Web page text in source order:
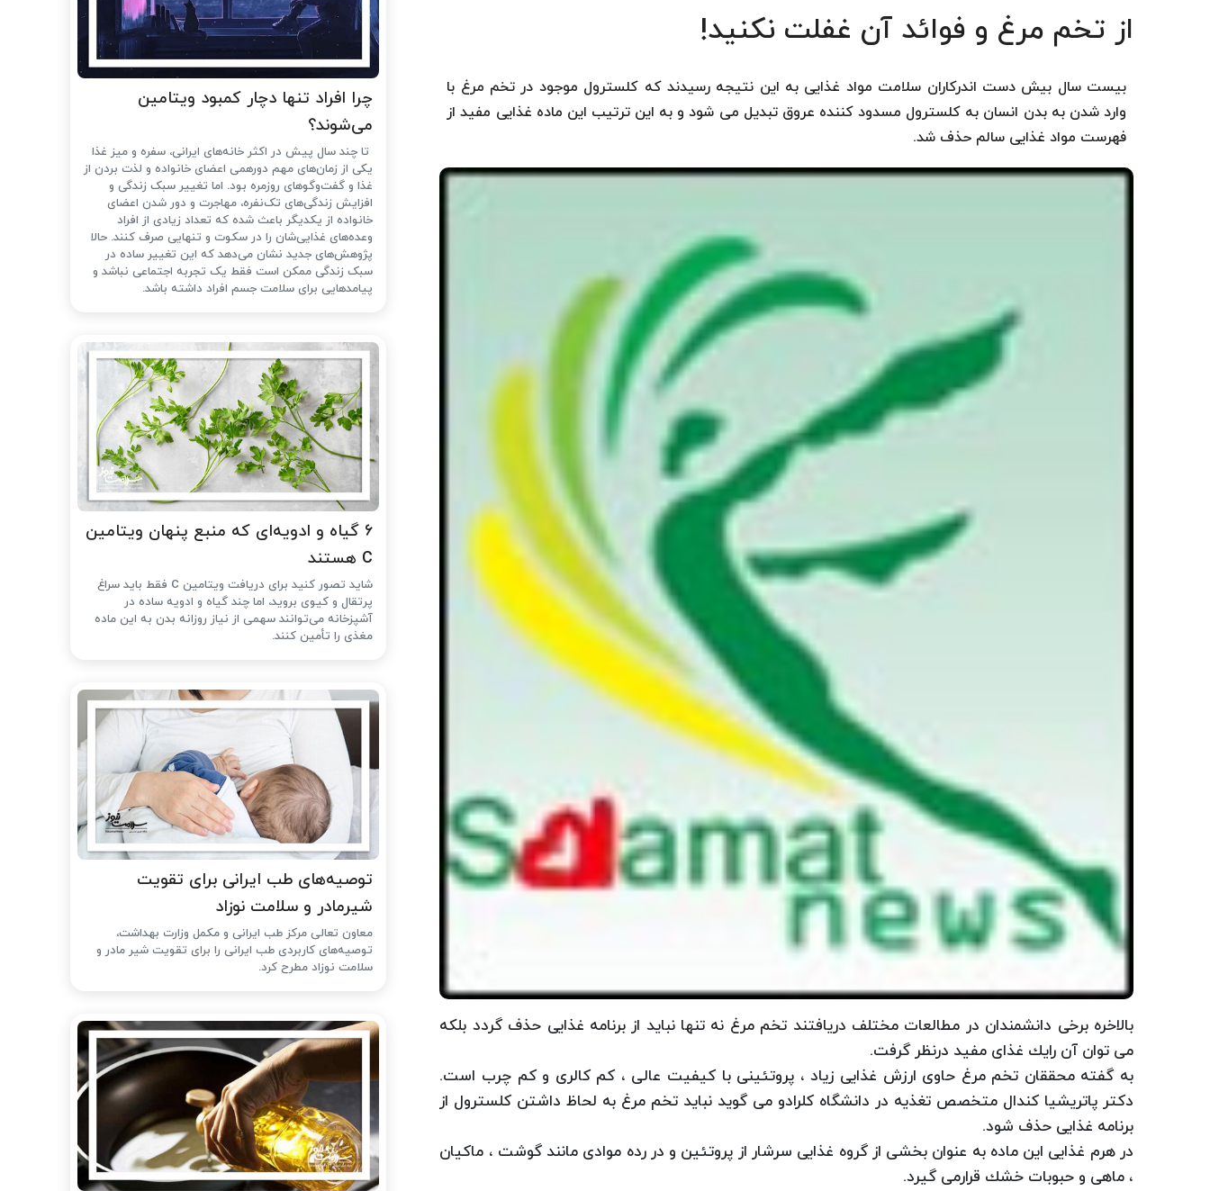
از تخم مرغ و فوائد آن غفلت نكنید!
بیست سال بیش دست اندركاران سلامت مواد غذایی به این نتیجه رسیدند كه كلسترول موجود در تخم مرغ با
وارد شدن به بدن انسان به كلسترول مسدود كننده عروق تبدیل می شود و به این ترتیب این ماده غذایی مفید از
فهرست مواد غذایی سالم حذف شد.
بالاخره برخی دانشمندان در مطالعات مختلف دریافتند تخم مرغ نه تنها نباید از برنامه غذایی حذف گردد بلكه
می توان آن رایك غذای مفید درنظر گرفت.
به گفته محققان تخم مرغ حاوی ارزش غذایی زیاد ، پروتئینی با كیفیت عالی ، كم كالری و كم چرب است.
دكتر پاتریشیا كندال متخصص تغذیه در دانشگاه كلرادو می گوید نباید تخم مرغ به لحاظ داشتن كلسترول از
برنامه غذایی حذف شود.
در هرم غذایی این ماده به عنوان بخشی از گروه غذایی سرشار از پروتئین و در رده موادی مانند گوشت ، ماكیان
، ماهی و حبوبات خشك قرارمی گیرد.
چرا افراد تنها دچار کمبود ویتامین
می‌شوند؟
تا چند سال پیش در اکثر خانه‌های ایرانی، سفره و میز غذا
یکی از زمان‌های مهم دورهمی اعضای خانواده و لذت بردن از
غذا و گفت‌وگوهای روزمره بود. اما تغییر سبک زندگی و
افزایش زندگی‌های تک‌نفره، مهاجرت و دور شدن اعضای
خانواده از یکدیگر باعث شده که تعداد زیادی از افراد
وعده‌های غذایی‌شان را در سکوت و تنهایی صرف کنند. حالا
پژوهش‌های جدید نشان می‌دهد که این تغییر ساده در
سبک زندگی ممکن است فقط یک تجربه اجتماعی نباشد و
پیامدهایی برای سلامت جسم افراد داشته باشد.
۶ گیاه و ادویه‌ای که منبع پنهان ویتامین
C هستند
شاید تصور کنید برای دریافت ویتامین C فقط باید سراغ
پرتقال و کیوی بروید، اما چند گیاه و ادویه ساده در
آشپزخانه می‌توانند سهمی از نیاز روزانه بدن به این ماده
مغذی را تأمین کنند.
توصیه‌های طب ایرانی برای تقویت
شیرمادر و سلامت نوزاد
معاون تعالی مرکز طب ایرانی و مکمل وزارت بهداشت،
توصیه‌های کاربردی طب ایرانی را برای تقویت شیر مادر و
سلامت نوزاد مطرح کرد.